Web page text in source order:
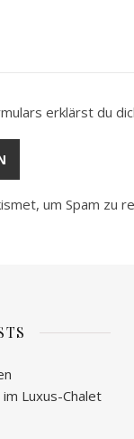
erklärst du
um Spam zu
im Luxus-Chalet